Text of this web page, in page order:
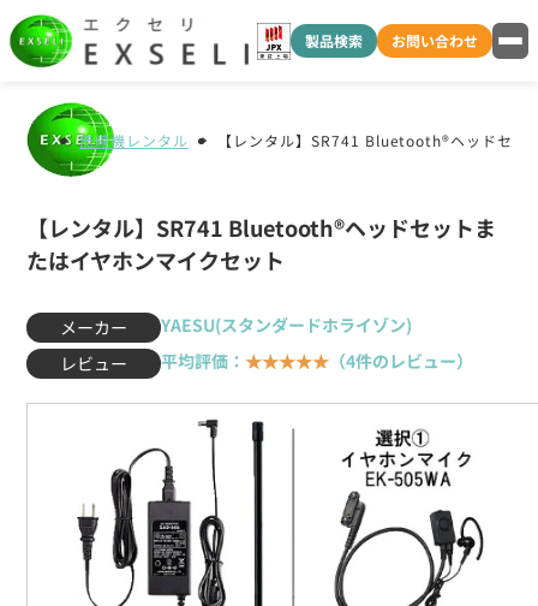
製品検索 お問い合わせ
無線機レンタル 【レンタル】SR741 Bluetooth®ヘッドセッ
【レンタル】SR741 Bluetooth®ヘッドセットま
たはイヤホンマイクセット
メーカー
YAESU(スタンダードホライゾン)
レビュー
平均評価：★★★★★ （4件のレビュー）